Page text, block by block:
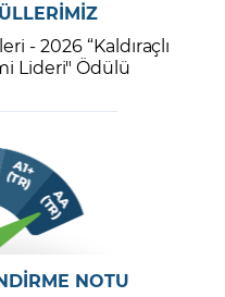
- 2026 “Kaldıraçlı
Lideri" Ödülü
NOTU